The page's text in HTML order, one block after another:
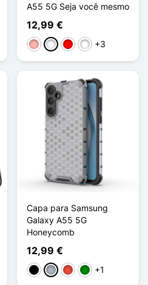
A55 5G Seja você mesmo
12,99 €
Ouro rosa
Bleu/NoirRouge / Noir
Cyan/Bleu
+3
Capa para Samsung
Galaxy A55 5G
Honeycomb
12,99 €
PretoCinzentoVermelho
Verde
+1